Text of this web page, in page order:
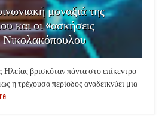
μοναξιά της
και οι «ασκήσεις
Ηλείας βρισκόταν πάντα στο επίκεντρο
η τρέχουσα περίοδος αναδεικνύει μια